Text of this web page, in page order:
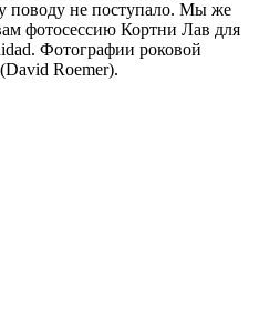
поводу не поступало. Мы же
фотосессию Кортни Лав для
Фотографии роковой
Roemer).